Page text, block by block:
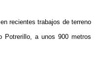
recientes trabajos de terreno
Potrerillo, a unos 900 metros